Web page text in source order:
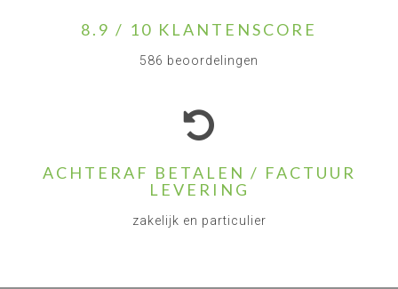
8.9 / 10 KLANTENSCORE
586 beoordelingen
ACHTERAF BETALEN / FACTUUR
LEVERING
zakelijk en particulier